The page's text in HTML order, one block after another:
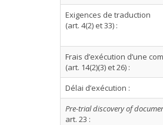
Exigences de traduction
(art. 4(2) et 33) :
Frais d’exécution d’une
(art. 14(2)(3) et 26) :
Délai d’exécution :
Pre-trial discovery of
art. 23 :